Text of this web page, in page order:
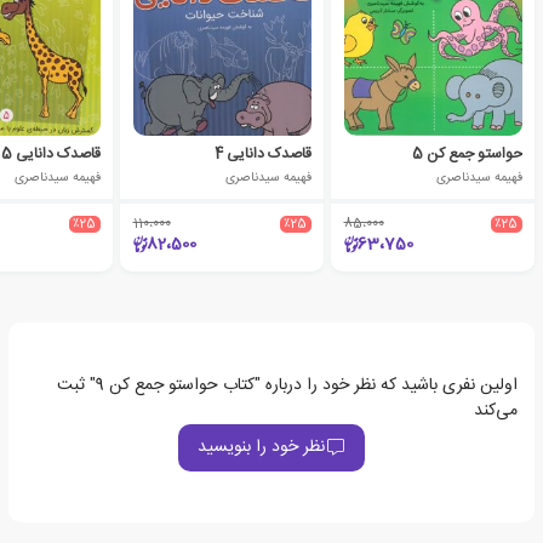
حواستو جمع کن 5
فهیمه سیدناصری
٪25 85،000
63،750
قاصدک دانایی 4
فهیمه سیدناصری
٪25 110،000
82،500
قاصدک دانایی 5
فهیمه سیدناصری
٪25
اولین نفری باشید که نظر خود را درباره "کتاب حواستو جمع کن 9" ثبت
می‌کند
نظر خود را بنویسید